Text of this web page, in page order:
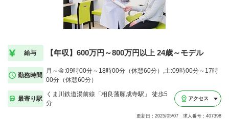
給与 【年収】600万円～800万円以上 24歳～モデル
勤務時間
月～金:09時00分～18時00分（休憩60分）,土:09時00分～17時
00分（休憩60分）
最寄り駅
くま川鉄道湯前線「相良藩願成寺駅」 徒歩5
分
アクセス
更新日：2025/05/07 求人番号：407398